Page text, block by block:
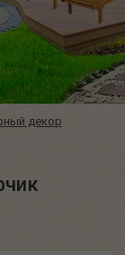
декор